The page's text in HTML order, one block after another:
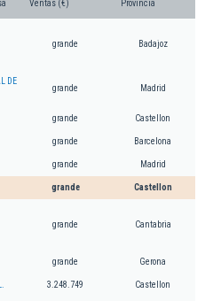
Ventas (€) Provincia
grande Badajoz
DE
grande Madrid
grande Castellon
grande Barcelona
grande Madrid
grande Castellon
grande Cantabria
grande Gerona
3.248.749 Castellon